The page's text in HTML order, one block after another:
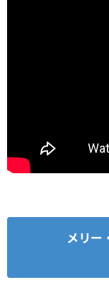
メリー